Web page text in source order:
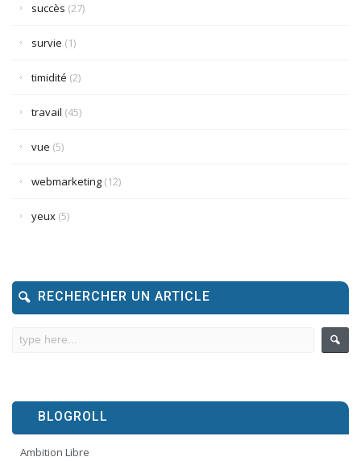
succès (27)
survie (1)
timidité (2)
travail (45)
vue (5)
webmarketing (12)
yeux (5)
RECHERCHER UN ARTICLE
BLOGROLL
Ambition Libre